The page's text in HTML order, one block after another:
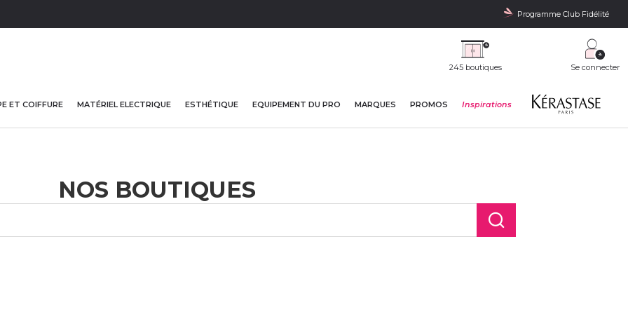
Programme Club Fidélité
245 boutiques Se connecter
ET COIFFURE MATÉRIEL ELECTRIQUE ESTHÉTIQUE EQUIPEMENT DU PRO MARQUES PROMOS Inspirations
NOS BOUTIQUES